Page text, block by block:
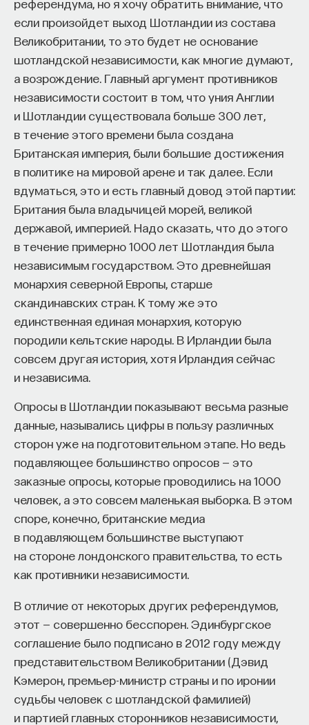
референдума, но я хочу обратить внимание, что
если произойдет выход Шотландии из состава
Великобритании, то это будет не основание
шотландской независимости, как многие думают,
а возрождение. Главный аргумент противников
независимости состоит в том, что уния Англии
и Шотландии существовала больше 300 лет,
в течение этого времени была создана
Британская империя, были большие достижения
в политике на мировой арене и так далее. Если
вдуматься, это и есть главный довод этой партии:
Британия была владычицей морей, великой
державой, империей. Надо сказать, что до этого
в течение примерно 1000 лет Шотландия была
независимым государством. Это древнейшая
монархия северной Европы, старше
скандинавских стран. К тому же это
единственная единая монархия, которую
породили кельтские народы. В Ирландии была
совсем другая история, хотя Ирландия сейчас
и независима.
Опросы в Шотландии показывают весьма разные
данные, назывались цифры в пользу различных
сторон уже на подготовительном этапе. Но ведь
подавляющее большинство опросов — это
заказные опросы, которые проводились на 1000
человек, а это совсем маленькая выборка. В этом
споре, конечно, британские медиа
в подавляющем большинстве выступают
на стороне лондонского правительства, то есть
как противники независимости.
В отличие от некоторых других референдумов,
этот — совершенно бесспорен. Эдинбургское
соглашение было подписано в 2012 году между
представительством Великобритании (Дэвид
Кэмерон, премьер-министр страны и по иронии
судьбы человек с шотландской фамилией)
и партией главных сторонников независимости,
ПАРТНЁР ПРОЕКТА
Внеси свой вклад в дело
просвещения!
ПОДДЕРЖАТЬ ПОСТНАУКУ
А в слове, например, «вера», обратите внимание,
ставим в ту же позицию между мягкими
согласными — «верю», например. Мы с вами
не имеем «вёра — верю», как в слове «тёлка —
телица», а этот же гласный [э] сохраняется,
то есть «вера — верю». Значит, после мягкого
перед твердым произносится [э], а после мягкого
перед мягким тоже [э]. Смотрите, два гласных
(«тёлка — телица», «вера — верю») ведут себя по-
разному — это опять же связано с тем, что они
разного происхождения. В слове «вера» писался
гласный ѣ (ять), и он в современном русском
языке имеет свое лицо. Согласитесь, что
носитель языка, который пользуется языком
так же, как птица поет, как трава растет, этих
вещей не замечает, а специалист сразу видит,
что в современном состоянии есть наличные
стадии, пришедшие от прошлого состояния.
В говорах эта ситуация усугубляется еще тем,
что в части русских говоров, причем самых
и южных говорах, — гласный ѣ (ять) может иметь
свое отдельное лицо. В современном состоянии
русского языка мы с вами имеем систему из пяти
единиц: А, О, Э, И, У. В то время как в говорах
мы имеем, не из ѣ (ять), ѣ, не из ъ (ер) и из ъ (ер),
то есть эта система увеличивается на два
элемента — не пять, а семь. Сейчас я говорю
о теории Московской фонологической школы,
которая выделяет гласные на основе такого
морфологического принципа, и у нас их пять.
А если опираться на данные Санкт-
Петербургской фонологической школы,
Ленинградской, их будет шесть: они еще
включают, но это разговор за рамками нашей
темы.
, который произносился на месте «о открытого».